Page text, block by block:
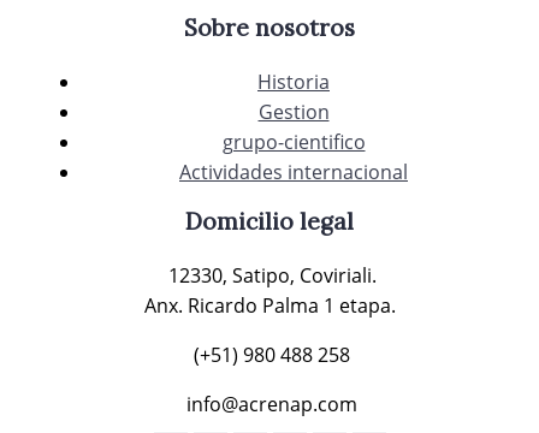
Sobre nosotros
Historia
Gestion
grupo-cientifico
Actividades internacional
Domicilio legal
12330, Satipo, Coviriali.
Anx. Ricardo Palma 1 etapa.
(+51) 980 488 258
info@acrenap.com